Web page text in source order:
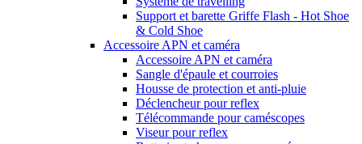
Support et barette Griffe Flash - Hot Shoe
& Cold Shoe
Accessoire APN et caméra
Accessoire APN et caméra
Sangle d'épaule et courroies
Housse de protection et anti-pluie
Déclencheur pour reflex
Télécommande pour caméscopes
Viseur pour reflex